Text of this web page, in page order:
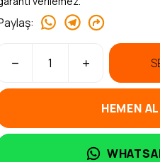
:
HEMEN AL